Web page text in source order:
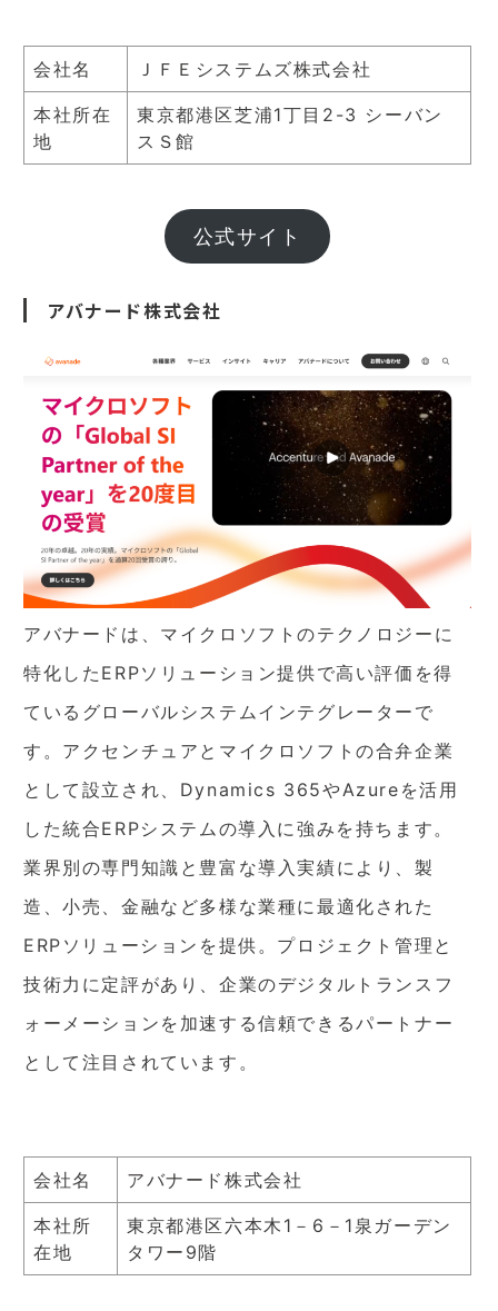
会社名 ＪＦＥシステムズ株式会社
本社所在
地
東京都港区芝浦1丁目2-3 シーバン
スＳ館
公式サイト
アバナード株式会社
アバナードは、マイクロソフトのテクノロジーに
特化したERPソリューション提供で高い評価を得
ているグローバルシステムインテグレーターで
す。アクセンチュアとマイクロソフトの合弁企業
として設立され、Dynamics 365やAzureを活用
した統合ERPシステムの導入に強みを持ちます。
業界別の専門知識と豊富な導入実績により、製
造、小売、金融など多様な業種に最適化された
ERPソリューションを提供。プロジェクト管理と
技術力に定評があり、企業のデジタルトランスフ
ォーメーションを加速する信頼できるパートナー
として注目されています。
会社名 アバナード株式会社
本社所
在地
東京都港区六本木1－6－1泉ガーデン
タワー9階